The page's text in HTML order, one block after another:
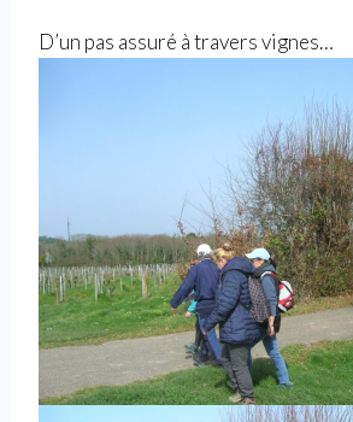
D’un pas assuré à travers vignes…